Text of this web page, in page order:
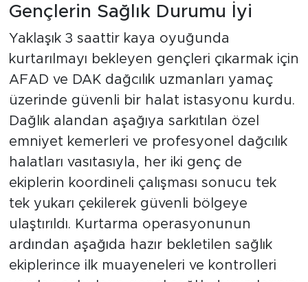
Gençlerin Sağlık Durumu İyi
Yaklaşık 3 saattir kaya oyuğunda
kurtarılmayı bekleyen gençleri çıkarmak için
AFAD ve DAK dağcılık uzmanları yamaç
üzerinde güvenli bir halat istasyonu kurdu.
Dağlık alandan aşağıya sarkıtılan özel
emniyet kemerleri ve profesyonel dağcılık
halatları vasıtasıyla, her iki genç de
ekiplerin koordineli çalışması sonucu tek
tek yukarı çekilerek güvenli bölgeye
ulaştırıldı. Kurtarma operasyonunun
ardından aşağıda hazır bekletilen sağlık
ekiplerince ilk muayeneleri ve kontrolleri